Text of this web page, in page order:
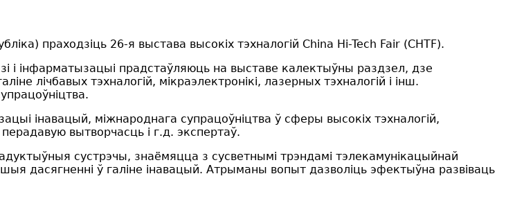
праходзіць 26-я выстава высокіх тэхналогій China Hi-Tech Fair (CHTF).
і інфарматызацыі прадстаўляюць на выставе калектыўны раздзел, дзе
лічбавых тэхналогій, мікраэлектронікі, лазерных тэхналогій і інш.
інавацый, міжнароднага супрацоўніцтва ў сферы высокіх тэхналогій,
вытворчасць і г.д. экспертаў.
сустрэчы, знаёмяцца з сусветнымі трэндамі тэлекамунікацыйнай
дасягненні ў галіне інавацый. Атрыманы вопыт дазволіць эфектыўна развіваць